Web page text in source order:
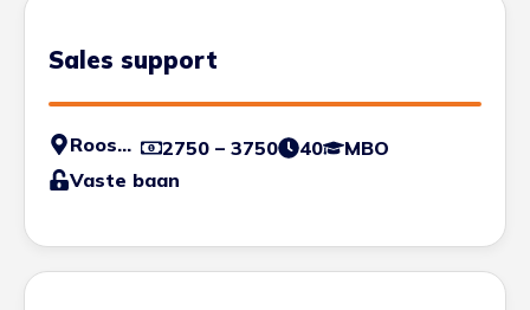
Sales support
Roosendaal 2750 – 3750 40
MBO
Vaste baan